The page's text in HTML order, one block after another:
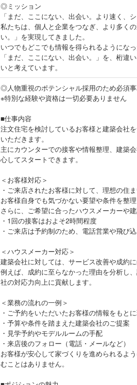
◎ミッション
「まだ、ここにない、出会い。より速く、
私たちは、個人と企業をつなぎ、より多く
い。」を実現してきました。
いつでもどこでも情報を得られるようにな
「まだ、ここにない、出会い。」を、桁違
いと考えています。
◎人物重視のポテンシャル採用のため必須事
※特別な経験や資格は一切必要ありません
■仕事内容
注文住宅を検討しているお客様と建築会社
いただきます。
主にカウンターでの接客や情報整理、建築
心してスタートできます。
＜お客様対応＞
・ご来店されたお客様に対して、理想の住
お客様自身でも気づかない要望や条件を整
さらに、ご希望に合ったハウスメーカーや
・1回の接客はおよそ2時間程度
・ご来店は予約制のため、電話営業や飛び
＜ハウスメーカー対応＞
建築会社に対しては、サービス改善や成約に
例えば、成約に至らなかった理由を分析し
社の対応力向上に貢献します。
＜業務の流れの一例＞
・ご予約をいただいたお客様の情報をもと
・予算や条件を踏まえた建築会社のご提案
・見学予約やモデルルームの手配
・来店後のフォロー（電話・メールなど）
お客様が安心して家づくりを進められるよ
むことはありません。